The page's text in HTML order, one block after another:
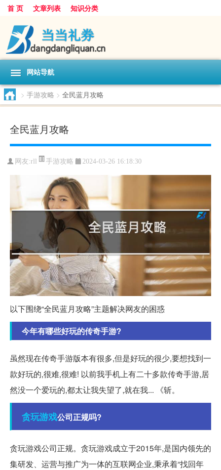
首 页 文章列表 知识分类
网站导航
> 手游攻略 > 全民蓝月攻略
全民蓝月攻略
网友:rll 手游攻略 2024-03-26 16:18:30
以下围绕“全民蓝月攻略”主题解决网友的困惑
今年有哪些好玩的传奇手游?
虽然现在传奇手游版本有很多,但是好玩的很少,要想找到一
款好玩的,很难,很难! 以前我手机上有二十多款传奇手游,居
然没一个爱玩的,都太让我失望了,就在我... 《斩。
贪玩游戏公司正规吗?
贪玩游戏公司正规。贪玩游戏成立于2015年,是国内领先的
集研发、运营与推广为一体的互联网企业,秉承着“找回年